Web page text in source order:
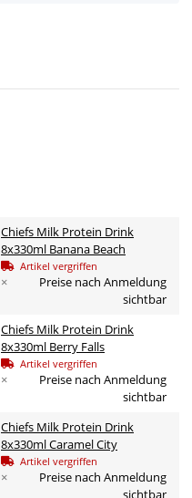
Chiefs Milk Protein Drink
8x330ml Banana Beach
Artikel vergriffen
×
Preise nach Anmeldung
sichtbar
Chiefs Milk Protein Drink
8x330ml Berry Falls
Artikel vergriffen
×
Preise nach Anmeldung
sichtbar
Chiefs Milk Protein Drink
8x330ml Caramel City
Artikel vergriffen
×
Preise nach Anmeldung
sichtbar